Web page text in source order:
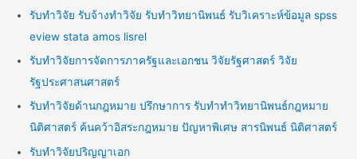
รับทำวิจัย รับจ้างทำวิจัย รับทำวิทยานิพนธ์ รับวิเคราะห์ข้อมูล spss
eview stata amos lisrel
รับทำวิจัยการจัดการภาครัฐและเอกชน วิจัยรัฐศาสตร์ วิจัย
รัฐประศาสนศาสตร์
รับทำวิจัยด้านกฎหมาย ปรึกษาการ รับทำทำวิทยานิพนธ์กฎหมาย
นิติศาสตร์ ค้นคว้าอิสระกฎหมาย ปัญหาพิเศษ สารนิพนธ์ นิติศาสตร์
รับทำวิจัยปริญญาเอก